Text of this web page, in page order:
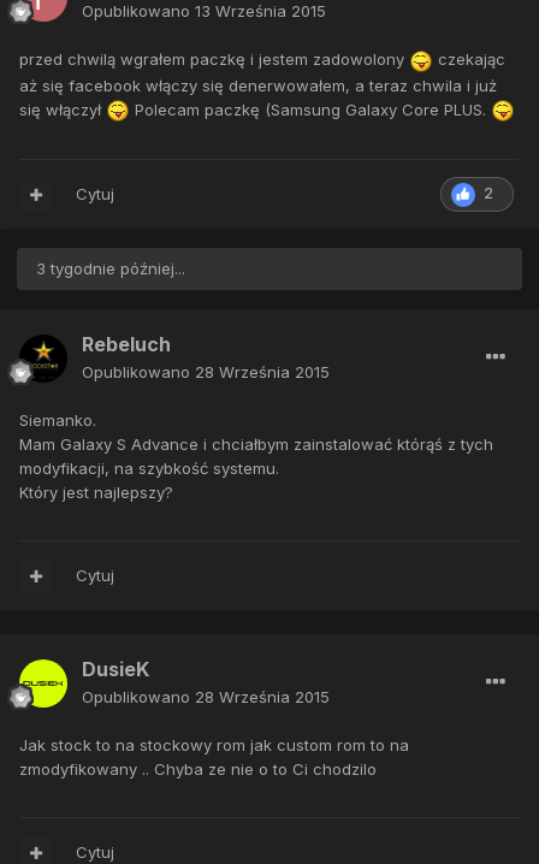
Opublikowano 13 Września 2015
przed chwilą wgrałem paczkę i jestem zadowolony
czekając
aż się facebook włączy się denerwowałem, a teraz chwila i już
się włączył
Polecam paczkę (Samsung Galaxy Core PLUS.
2
Cytuj
3 tygodnie później...
Rebeluch
Opublikowano 28 Września 2015
Siemanko.
Mam Galaxy S Advance i chciałbym zainstalować którąś z tych
modyfikacji, na szybkość systemu.
Który jest najlepszy?
Cytuj
DusieK
Opublikowano 28 Września 2015
Jak stock to na stockowy rom jak custom rom to na
zmodyfikowany .. Chyba ze nie o to Ci chodzilo
Cytuj